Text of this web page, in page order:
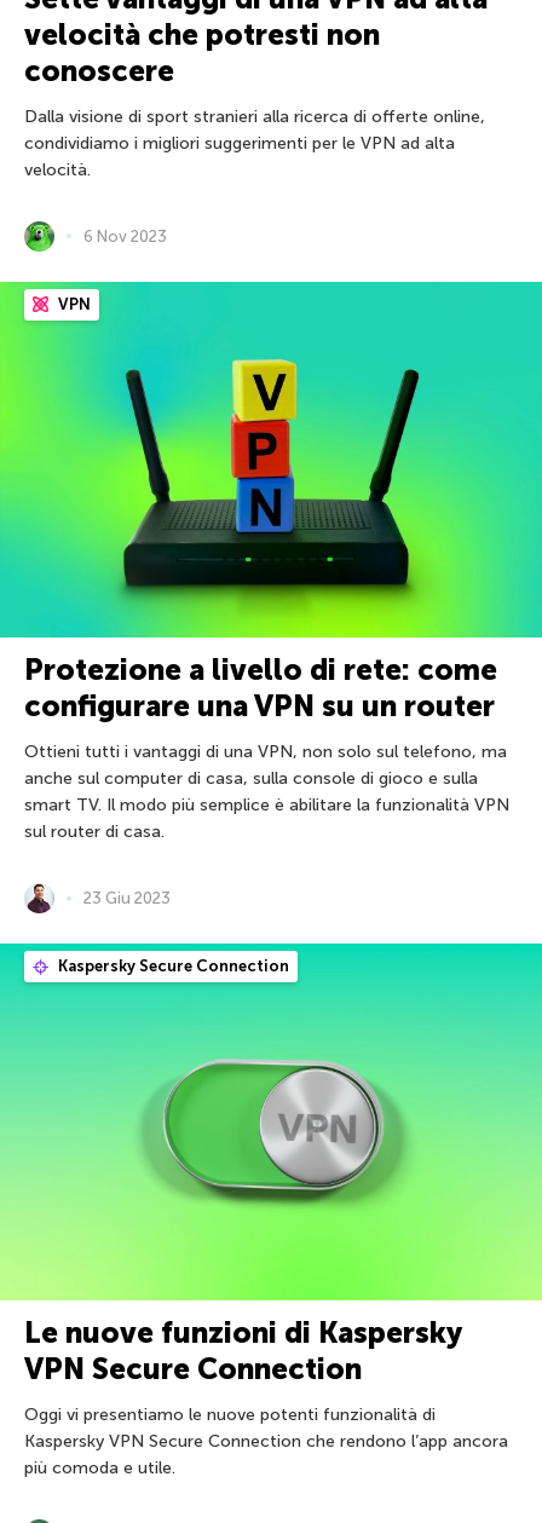
velocità che potresti non
conoscere
Dalla visione di sport stranieri alla ricerca di offerte online,
condividiamo i migliori suggerimenti per le VPN ad alta
velocità.
6 Nov 2023
VPN
Protezione a livello di rete: come
configurare una VPN su un router
Ottieni tutti i vantaggi di una VPN, non solo sul telefono, ma
anche sul computer di casa, sulla console di gioco e sulla
smart TV. Il modo più semplice è abilitare la funzionalità VPN
sul router di casa.
23 Giu 2023
Kaspersky Secure Connection
Le nuove funzioni di Kaspersky
VPN Secure Connection
Oggi vi presentiamo le nuove potenti funzionalità di
Kaspersky VPN Secure Connection che rendono l’app ancora
più comoda e utile.